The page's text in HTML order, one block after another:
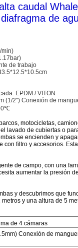
caudal
de
min)
de trabajo
EPDM / VITON
(1/2'') Conexión de
motocicletas,
lavado de cubiertas o
se encienden y
con filtro y accesorios.
de campo, con una
aumentar la presión
y descubrimos que
y una altura de 5
de 4 cámaras
Conexión de